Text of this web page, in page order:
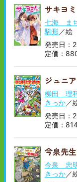
サキヨ
七海 ま
駒形／絵
発売日：
定価：
ジュニ
柳田 理
きっか／
発売日：
定価：
今泉先
今泉 忠
きっか／